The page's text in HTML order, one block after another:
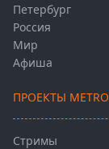
Петербург
Россия
Мир
Афиша
ПРОЕКТЫ METRO
Стримы